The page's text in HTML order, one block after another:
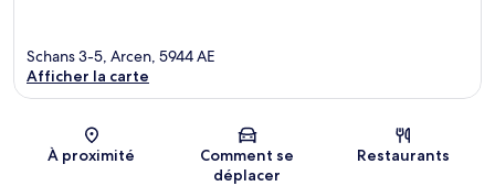
Carte
Schans 3-5, Arcen, 5944 AE
Afficher la carte
À proximité
Comment se
déplacer
Restaurants